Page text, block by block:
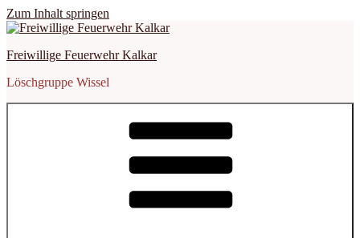
Zum Inhalt springen
Freiwillige Feuerwehr Kalkar
Löschgruppe Wissel